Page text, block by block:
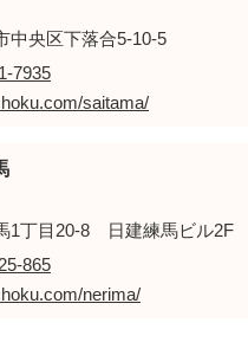
中央区下落合5-10-5
7935
saitama/
1丁目20-8 日建練馬ビル2F
865
nerima/